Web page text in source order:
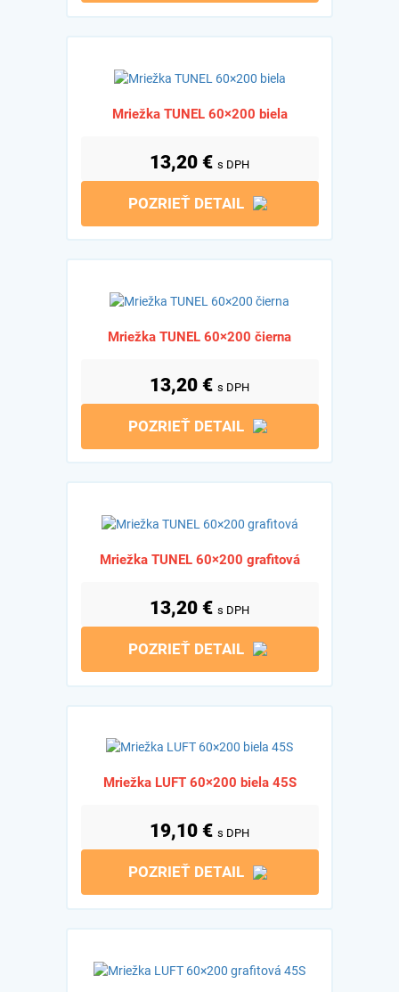
Mriežka TUNEL 60×200 biela
13,20 € s DPH
POZRIEŤ DETAIL
Mriežka TUNEL 60×200 čierna
13,20 € s DPH
POZRIEŤ DETAIL
Mriežka TUNEL 60×200 grafitová
13,20 € s DPH
POZRIEŤ DETAIL
Mriežka LUFT 60×200 biela 45S
19,10 € s DPH
POZRIEŤ DETAIL